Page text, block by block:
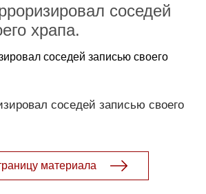
соседей
храпа.
соседей записью своего
соседей записью своего
материала